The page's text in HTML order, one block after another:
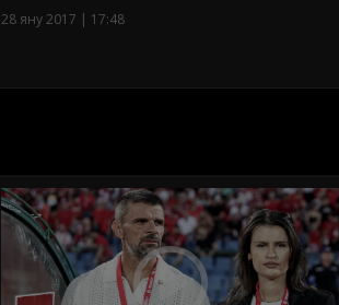
28 яну 2017 | 17:48